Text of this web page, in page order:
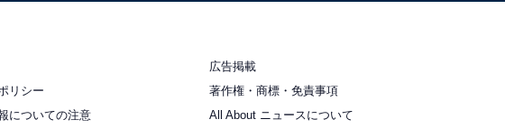
広告掲載
リシー
著作権・商標・免責事項
についての注意
All About ニュースについて